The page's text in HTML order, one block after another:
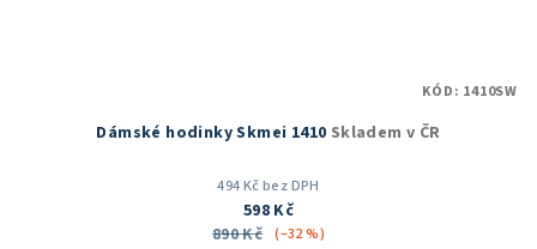
Dámské hodinky Skmei 1410 Skladem v ČR
494 Kč bez DPH
598 Kč
890 Kč (–32 %)
KÓD: 1410SW